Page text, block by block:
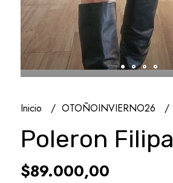
Inicio OTOÑOINVIERNO26
Poleron Filipa
$89.000,00